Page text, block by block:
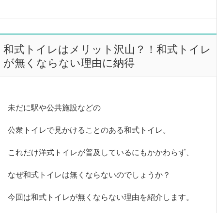
和式トイレはメリット沢山？！和式トイレ
が無くならない理由に納得
未だに駅や公共施設などの
公衆トイレで見かけることのある和式トイレ。
これだけ洋式トイレが普及しているにもかかわらず、
なぜ和式トイレは無くならないのでしょうか？
今回は和式トイレが無くならない理由を紹介します。